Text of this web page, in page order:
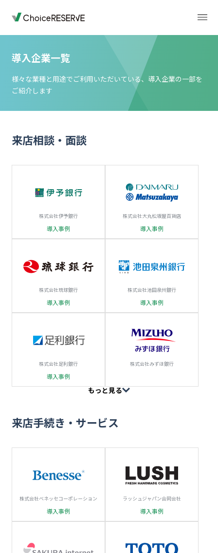
機能 導入事例
業種から選ぶ
お役立ち情報
資料ダウンロード
導入企業一覧
様々な業種と用途でご利用いただいている、導入企業の一部を
ご紹介します
来店相談・面談
株式会社伊予銀行
導入事例
株式会社大丸松坂屋百貨店
導入事例
株式会社琉球銀行
導入事例
株式会社池田泉州銀行
導入事例
株式会社足利銀行
導入事例
株式会社みずほ銀行
もっと見る
来店手続き・サービス
株式会社ベネッセコーポレーション
導入事例
ラッシュジャパン合同会社
導入事例